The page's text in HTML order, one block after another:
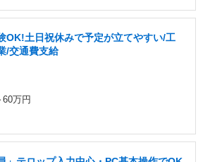
OK!土日祝休みで予定が立てやすい/工
/交通費支給
60万円